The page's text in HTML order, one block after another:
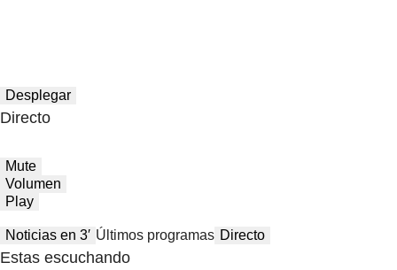
Desplegar
Directo
Mute
Volumen
Play
Noticias en 3′ Últimos programas Directo
Estas escuchando